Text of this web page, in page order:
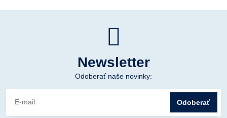
Newsletter
Odoberať naše novinky:
Odoberať